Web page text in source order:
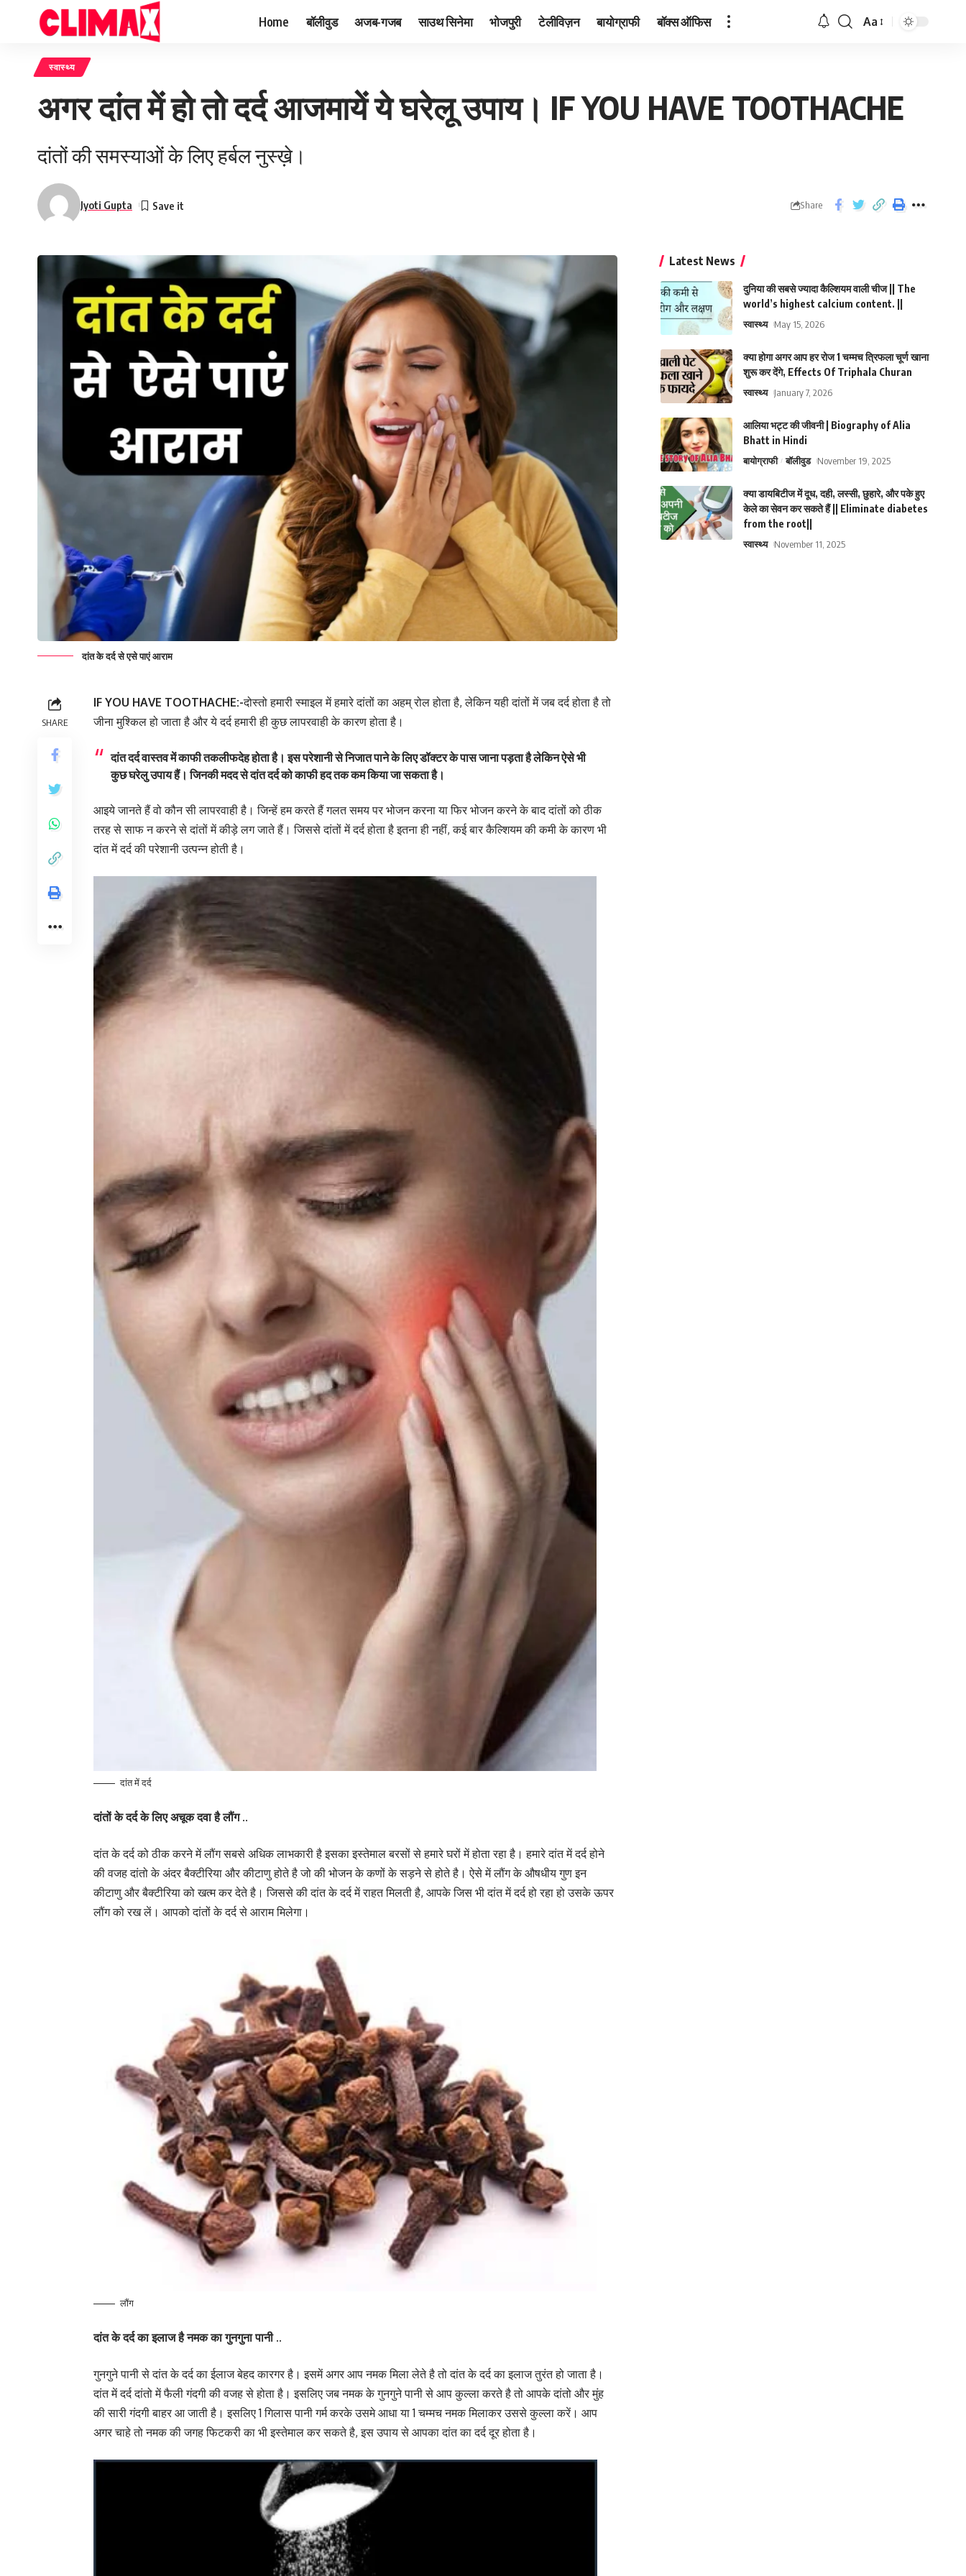
Home बॉलीवुड अजब-गजब साउथ सिनेमा भोजपुरी टेलीविज़न बायोग्राफी बॉक्स ऑफिस Aa
स्वास्थ्य
अगर दांत में हो तो दर्द आजमायें ये घरेलू उपाय। IF YOU HAVE TOOTHACHE
दांतों की समस्याओं के लिए हर्बल नुस्ख़े।
Jyoti Gupta Share
दांत के दर्द से एसे पाएं आराम
SHARE
IF YOU HAVE TOOTHACHE:-दोस्तो हमारी स्माइल में हमारे दांतों का अहम् रोल होता है, लेकिन यही दांतों में जब दर्द होता है तो
जीना मुश्किल हो जाता है और ये दर्द हमारी ही कुछ लापरवाही के कारण होता है।
दांत दर्द वास्तव में काफी तकलीफदेह होता है। इस परेशानी से निजात पाने के लिए डॉक्टर के पास जाना पड़ता है लेकिन ऐसे भी
कुछ घरेलु उपाय हैं। जिनकी मदद से दांत दर्द को काफी हद तक कम किया जा सकता है।
आइये जानते हैं वो कौन सी लापरवाही है। जिन्हें हम करते हैं गलत समय पर भोजन करना या फिर भोजन करने के बाद दांतों को ठीक
तरह से साफ न करने से दांतों में कीड़े लग जाते हैं। जिससे दांतों में दर्द होता है इतना ही नहीं, कई बार कैल्शियम की कमी के कारण भी
दांत में दर्द की परेशानी उत्पन्न होती है।
दांत में दर्द
दांतों के दर्द के लिए अचूक दवा है लौंग ..
दांत के दर्द को ठीक करने में लौंग सबसे अधिक लाभकारी है इसका इस्तेमाल बरसों से हमारे घरों में होता रहा है। हमारे दांत में दर्द होने
की वजह दांतो के अंदर बैक्टीरिया और कीटाणु होते है जो की भोजन के कणों के सड़ने से होते है। ऐसे में लौंग के औषधीय गुण इन
कीटाणु और बैक्टीरिया को खत्म कर देते है। जिससे की दांत के दर्द में राहत मिलती है, आपके जिस भी दांत में दर्द हो रहा हो उसके ऊपर
लौंग को रख लें। आपको दांतों के दर्द से आराम मिलेगा।
लौंग
दांत के दर्द का इलाज है नमक का गुनगुना पानी ..
गुनगुने पानी से दांत के दर्द का ईलाज बेहद कारगर है। इसमें अगर आप नमक मिला लेते है तो दांत के दर्द का इलाज तुरंत हो जाता है।
दांत में दर्द दांतो में फैली गंदगी की वजह से होता है। इसलिए जब नमक के गुनगुने पानी से आप कुल्ला करते है तो आपके दांतो और मुंह
की सारी गंदगी बाहर आ जाती है। इसलिए 1 गिलास पानी गर्म करके उसमे आधा या 1 चम्मच नमक मिलाकर उससे कुल्ला करें। आप
अगर चाहे तो नमक की जगह फिटकरी का भी इस्तेमाल कर सकते है, इस उपाय से आपका दांत का दर्द दूर होता है।
Latest News
दुनिया की सबसे ज्यादा कैल्शियम वाली चीज || The
world’s highest calcium content. ||
स्वास्थ्य May 15, 2026
क्या होगा अगर आप हर रोज 1 चम्मच त्रिफला चूर्ण खाना
शुरू कर देंगे, Effects Of Triphala Churan
स्वास्थ्य January 7, 2026
आलिया भट्ट की जीवनी | Biography of Alia
Bhatt in Hindi
बायोग्राफी बॉलीवुड November 19, 2025
क्या डायबिटीज में दूध, दही, लस्सी, छुहारे, और पके हुए
केले का सेवन कर सकते हैं || Eliminate diabetes
from the root||
स्वास्थ्य November 11, 2025